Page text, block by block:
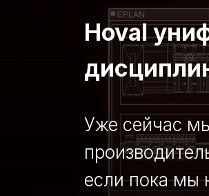
Уже сейчас
если пока мы
Hoval